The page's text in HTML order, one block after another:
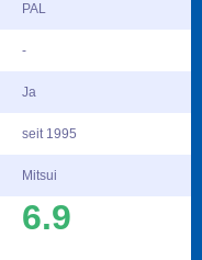
PAL
-
Ja
seit 1995
Mitsui
6.9